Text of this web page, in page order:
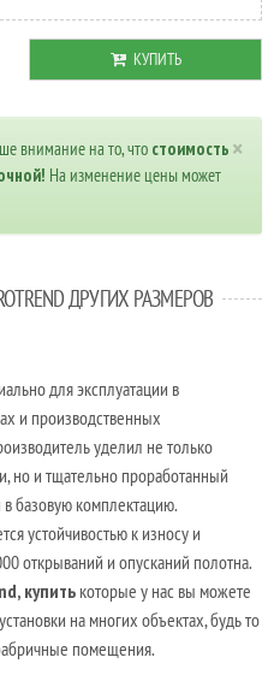
КУПИТЬ
×
внимание на то, что стоимость
На изменение цены может
ДРУГИХ РАЗМЕРОВ
для эксплуатации в
и производственных
уделил не только
но и тщательно проработанный
базовую комплектацию.
устойчивостью к износу и
открываний и опусканий полотна.
купить которые у нас вы можете
на многих объектах, будь то
помещения.